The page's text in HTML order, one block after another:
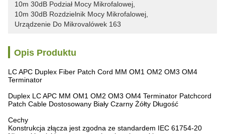
10m 30dB Podział Mocy Mikrofalowej
10m 30dB Rozdzielnik Mocy Mikrofalowej
Urządzenie Do Mikrovalówek 163
Opis Produktu
LC APC Duplex Fiber Patch Cord MM OM1 OM2 OM3 OM4
Terminator
Duplex LC APC MM OM1 OM2 OM3 OM4 Terminator Patchcord
Patch Cable Dostosowany Biały Czarny Żółty Długość
Cechy
Konstrukcja złącza jest zgodna ze standardem IEC 61754-20